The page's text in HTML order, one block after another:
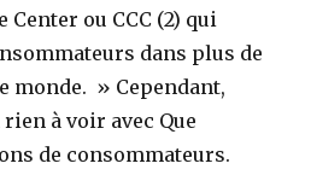
ou CCC (2) qui
dans plus de
monde. » Cependant,
rien à voir avec Que
de consommateurs.